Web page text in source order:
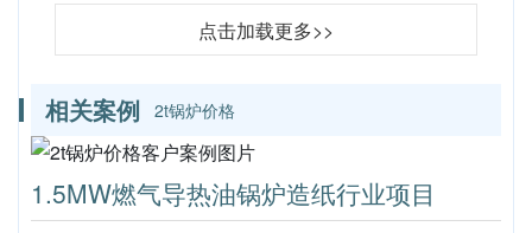
点击加载更多>>
相关案例 2t锅炉价格
1.5MW燃气导热油锅炉造纸行业项目